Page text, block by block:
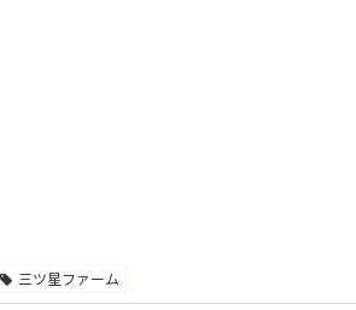
三ツ星ファーム